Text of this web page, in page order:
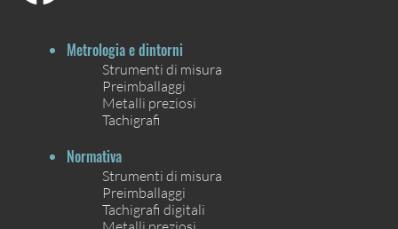
Metrologia e dintorni
Strumenti di misura
Preimballaggi
Metalli preziosi
Tachigrafi
Normativa
Strumenti di misura
Preimballaggi
Tachigrafi digitali